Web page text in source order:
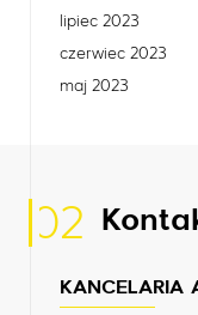
lipiec 2023
czerwiec 2023
maj 2023
02
KANCELARIA